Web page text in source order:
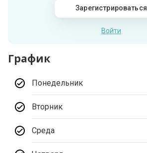
Зарегистрироваться
Войти
График
Понедельник
Вторник
Среда